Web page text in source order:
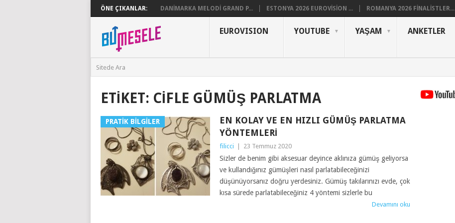
ÖNE ÇIKANLAR: DANIMARKA MELODI GRAND P... ESTONYA 2026 EUROVISION ... ROMANYA 2026 FINALISTLER...
EUROVISION YOUTUBE YAŞAM ANKETLER
ETIKET: CIFLE GÜMÜŞ PARLATMA
PRATIK BILGILER
EN KOLAY VE EN HIZLI GÜMÜŞ PARLATMA
YÖNTEMLERI
filicci 23 Temmuz 2020
Sizler de benim gibi aksesuar deyince aklınıza gümüş geliyorsa
ve kullandığınız gümüşleri nasıl parlatabileceğinizi
düşünüyorsanız doğru yerdesiniz. Gümüş takılarınızı evde, çok
kısa sürede parlatabileceğiniz 4 yöntemi sizlerle bu
Devamını oku